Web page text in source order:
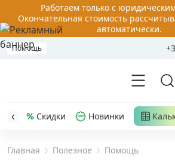
Работаем только с
Окончательная стоимость
автоматически.
Помощь
Акции
Скидки Новинки
Главная Полезное Помощь